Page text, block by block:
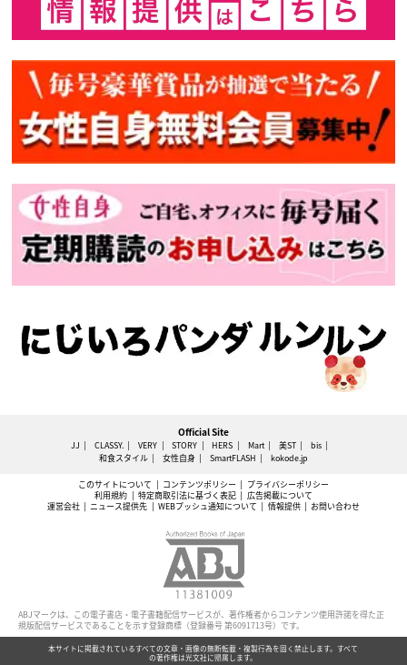
Official Site
JJ CLASSY. VERY STORY HERS Mart 美ST
bis
和食スタイル
女性自身 SmartFLASH kokode.jp
このサイトについて コンテンツポリシー
プライバシーポリシー
利用規約
特定商取引法に基づく表記
広告掲載について
運営会社
ニュース提供先 WEBプッシュ通知について 情報提供 お問い合わせ
ABJマークは、この電子書店・電子書籍配信サービスが、著作権者からコンテンツ使用許諾を得た正
規版配信サービスであることを示す登録商標（登録番号 第6091713号）です。
本サイトに掲載されているすべての文章・画像の無断転載・複製行為を固く禁止します。すべて
の著作権は光文社に帰属します。